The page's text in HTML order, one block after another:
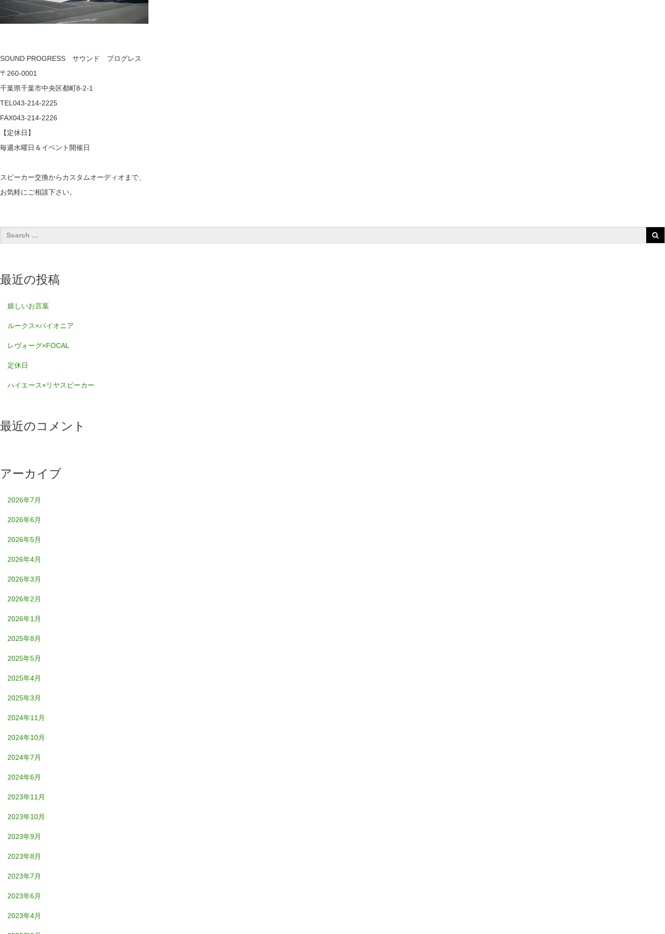
SOUND PROGRESS サウンド プログレス
〒260-0001
千葉県千葉市中央区都町8-2-1
TEL043-214-2225
FAX043-214-2226
【定休日】
毎週水曜日＆イベント開催日
スピーカー交換からカスタムオーディオまで、
お気軽にご相談下さい。
最近の投稿
嬉しいお言葉
ルークス×パイオニア
レヴォーグ×FOCAL
定休日
ハイエース×リヤスピーカー
最近のコメント
アーカイブ
2026年7月
2026年6月
2026年5月
2026年4月
2026年3月
2026年2月
2026年1月
2025年8月
2025年5月
2025年4月
2025年3月
2024年11月
2024年10月
2024年7月
2024年6月
2023年11月
2023年10月
2023年9月
2023年8月
2023年7月
2023年6月
2023年4月